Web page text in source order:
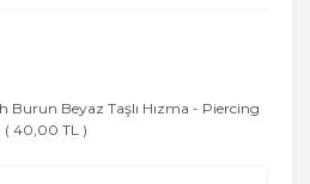
Burun Beyaz Taşlı Hızma - Piercing
( 40,00 TL )